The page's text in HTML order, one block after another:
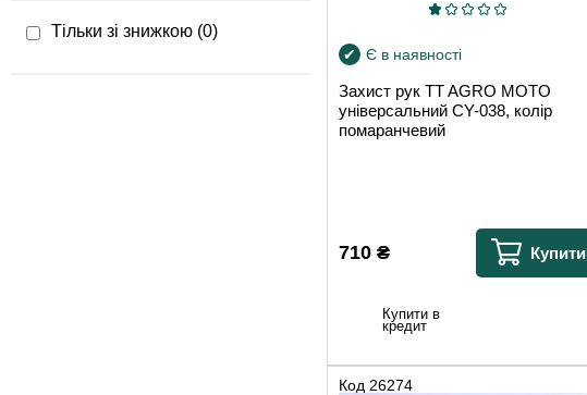
Тільки зі знижкою (0)
Є в наявності
Захист рук TT AGRO MOTO
універсальний CY-038, колір
помаранчевий
710 ₴ Купити
Купити в
кредит
Код 26274